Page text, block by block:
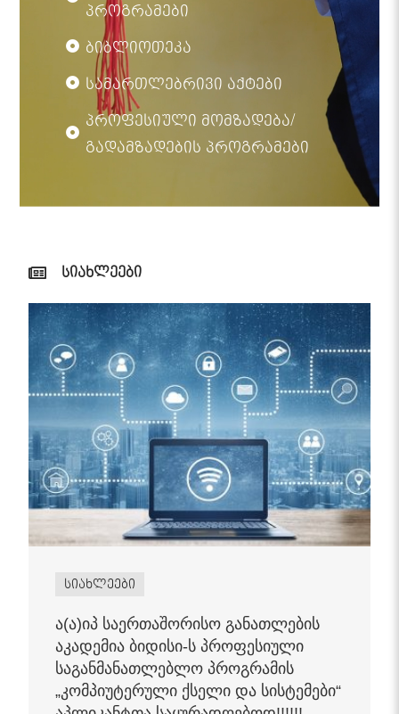
პროგრამები
ბიბლიოთეკა
სამართლებრივი აქტები
პროფესიული მომზადება/
გადამზადების პროგრამები
სიახლეები
სიახლეები
ა(ა)იპ საერთაშორისო განათლების
აკადემია ბიდისი-ს პროფესიული
საგანმანათლებლო პროგრამის
„კომპიუტერული ქსელი და სისტემები“